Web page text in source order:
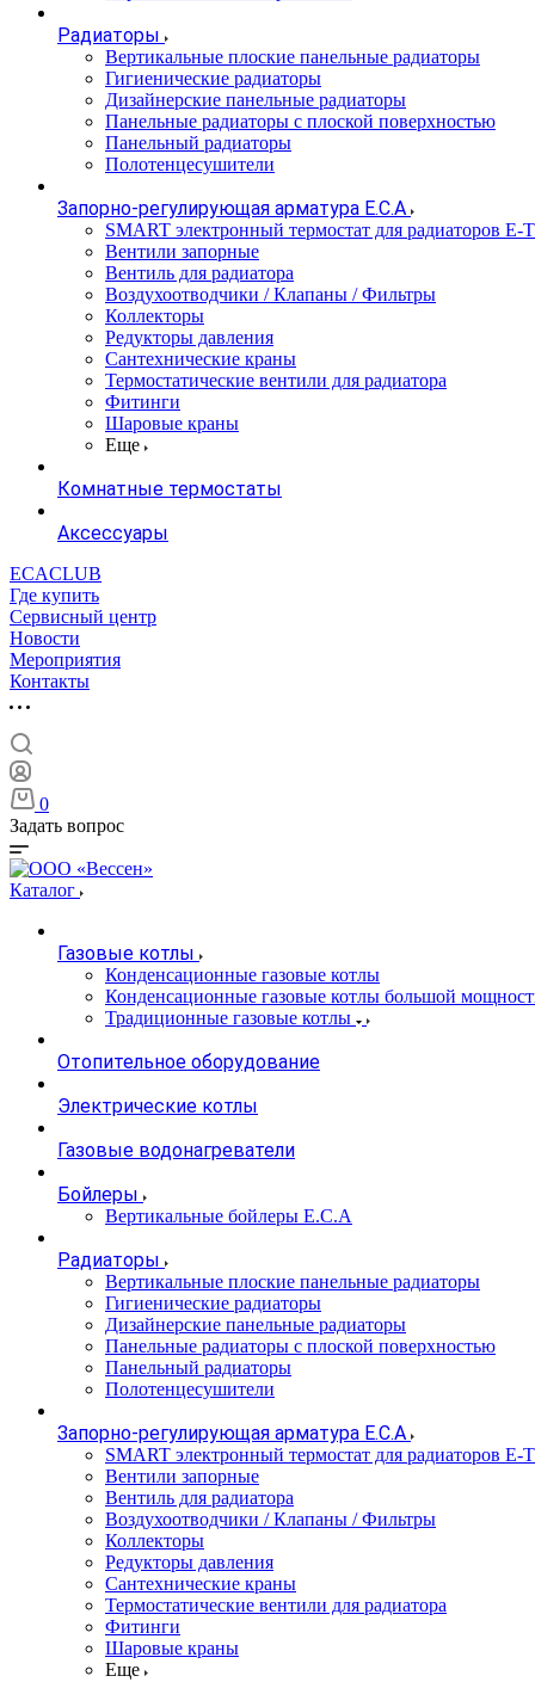
Радиаторы
Вертикальные плоские панельные радиаторы
Гигиенические радиаторы
Дизайнерские панельные радиаторы
Панельные радиаторы с плоской поверхностью
Панельный радиаторы
Полотенцесушители
Запорно-регулирующая арматура E.C.A
SMART электронный термостат для радиаторов E-
Вентили запорные
Вентиль для радиатора
Воздухоотводчики / Клапаны / Фильтры
Коллекторы
Редукторы давления
Сантехнические краны
Термостатические вентили для радиатора
Фитинги
Шаровые краны
Еще
Комнатные термостаты
Аксессуары
ECACLUB
Где купить
Сервисный центр
Новости
Мероприятия
Контакты
0
Задать вопрос
Каталог
Газовые котлы
Конденсационные газовые котлы
Конденсационные газовые котлы большой
Традиционные газовые котлы
Отопительное оборудование
Электрические котлы
Газовые водонагреватели
Бойлеры
Вертикальные бойлеры E.C.A
Радиаторы
Вертикальные плоские панельные радиаторы
Гигиенические радиаторы
Дизайнерские панельные радиаторы
Панельные радиаторы с плоской поверхностью
Панельный радиаторы
Полотенцесушители
Запорно-регулирующая арматура E.C.A
SMART электронный термостат для радиаторов E-
Вентили запорные
Вентиль для радиатора
Воздухоотводчики / Клапаны / Фильтры
Коллекторы
Редукторы давления
Сантехнические краны
Термостатические вентили для радиатора
Фитинги
Шаровые краны
Еще